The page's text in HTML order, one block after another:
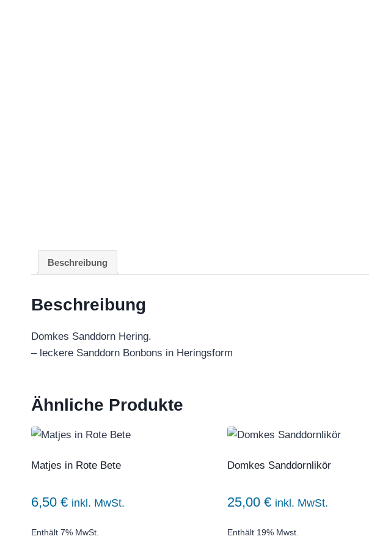
Beschreibung
Beschreibung
Domkes Sanddorn Hering.
– leckere Sanddorn Bonbons in Heringsform
Ähnliche Produkte
Matjes in Rote Bete
6,50 € inkl. MwSt.
Enthält 7% MwSt.
Domkes Sanddornlikör
25,00 € inkl. MwSt.
Enthält 19% Mwst.